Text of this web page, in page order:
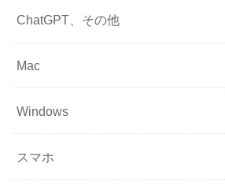
ChatGPT、その他
Mac
Windows
スマホ